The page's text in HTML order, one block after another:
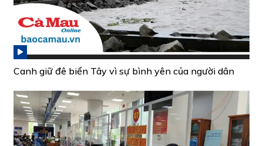
Canh giữ đê biển Tây vì sự bình yên của người dân